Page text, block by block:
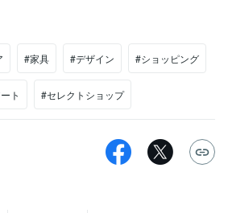
#家具 #デザイン #ショッピング
ト #セレクトショップ